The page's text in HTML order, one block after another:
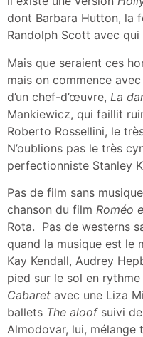
dont Barbara Hutton, la
Randolph Scott avec
Mais que seraient ces
mais on commence
d’un chef-d’œuvre, La
Mankiewicz, qui faillit
Roberto Rossellini, le
N’oublions pas le très
perfectionniste Stanley
Pas de film sans
chanson du film Roméo
Rota. Pas de westerns
quand la musique est le
Kay Kendall, Audrey
pied sur le sol en
Cabaret avec une Liza
ballets The aloofsuivi de
Almodovar, lui,